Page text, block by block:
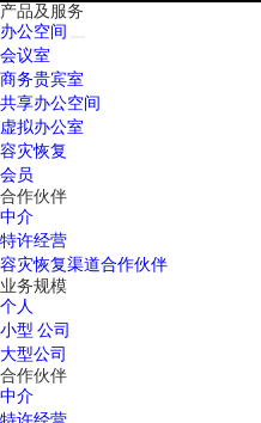
产品及服务
办公空间
会议室
商务贵宾室
共享办公空间
虚拟办公室
容灾恢复
会员
合作伙伴
中介
特许经营
容灾恢复渠道合作伙伴
业务规模
个人
小型 公司
大型公司
合作伙伴
中介